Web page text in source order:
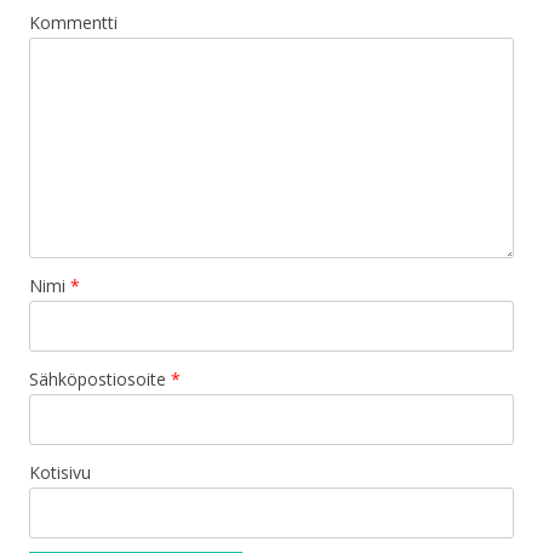
Kommentti
Nimi *
Sähköpostiosoite *
Kotisivu